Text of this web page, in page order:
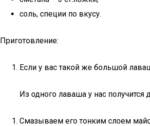
соль, специи по вкусу.
Приготовление:
Если у вас такой же большой
Из одного лаваша у нас получится
Смазываем его тонким слоем